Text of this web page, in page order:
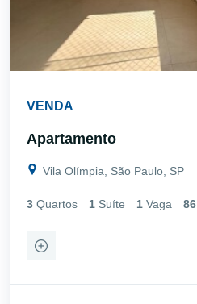
VENDA
Apartamento
Vila Olímpia, São Paulo, SP
3 Quartos 1 Suíte 1 Vaga 86